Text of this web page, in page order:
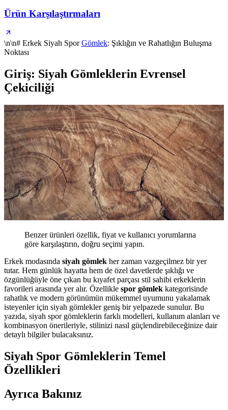
Ürün Karşılaştırmaları
\n\n# Erkek Siyah SporGömlek: Şıklığın ve Rahatlığın Buluşma
Noktası
Giriş: Siyah Gömleklerin Evrensel
Çekiciliği
Benzer ürünleri özellik, fiyat ve kullanıcı yorumlarına
göre karşılaştırın, doğru seçimi yapın.
Erkek modasında siyah gömlek her zaman vazgeçilmez bir yer
tutar. Hem günlük hayatta hem de özel davetlerde şıklığı ve
özgünlüğüyle öne çıkan bu kıyafet parçası stil sahibi erkeklerin
favorileri arasında yer alır. Özellikle spor gömlek kategorisinde
rahatlık ve modern görünümün mükemmel uyumunu yakalamak
isteyenler için siyah gömlekler geniş bir yelpazede sunulur. Bu
yazıda, siyah spor gömleklerin farklı modelleri, kullanım alanları ve
kombinasyon önerileriyle, stilinizi nasıl güçlendirebileceğinize dair
detaylı bilgiler bulacaksınız.
Siyah Spor Gömleklerin Temel
Özellikleri
Ayrıca Bakınız